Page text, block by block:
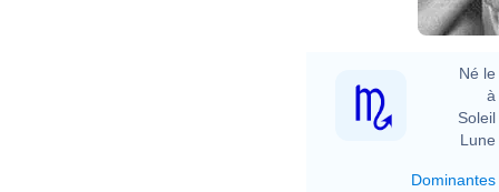
Né le
à
Soleil
Lune
Dominantes